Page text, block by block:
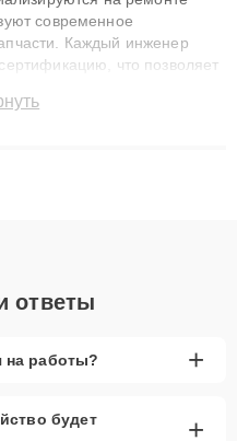
современное
Каждый инженер
что позволяет
до 3 лет. Наши мастера
ответы
на работы? +
будет
+